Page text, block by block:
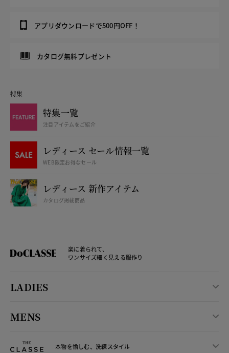
アプリダウンロードで500円OFF！
カタログ無料プレゼント
特集
特集一覧
注目アイテムをご紹介
レディース セール情報一覧
WEB限定お得なセール
レディース 新作アイテム
カタログ掲載商品
楽に着られて、
ワンサイズ細く見える服作り
LADIES
MENS
本物を愉しむ、洗練スタイル